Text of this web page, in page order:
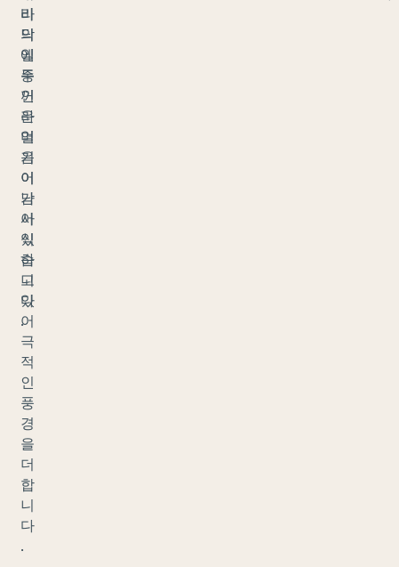
바
닥
에
두
꺼
운
얼
음
이
남
아
있
습
니
다
.
리
의
일
종
인
라
머
기
어
가
서
식
하
고
있
어
극
적
인
풍
경
을
더
합
니
다
.